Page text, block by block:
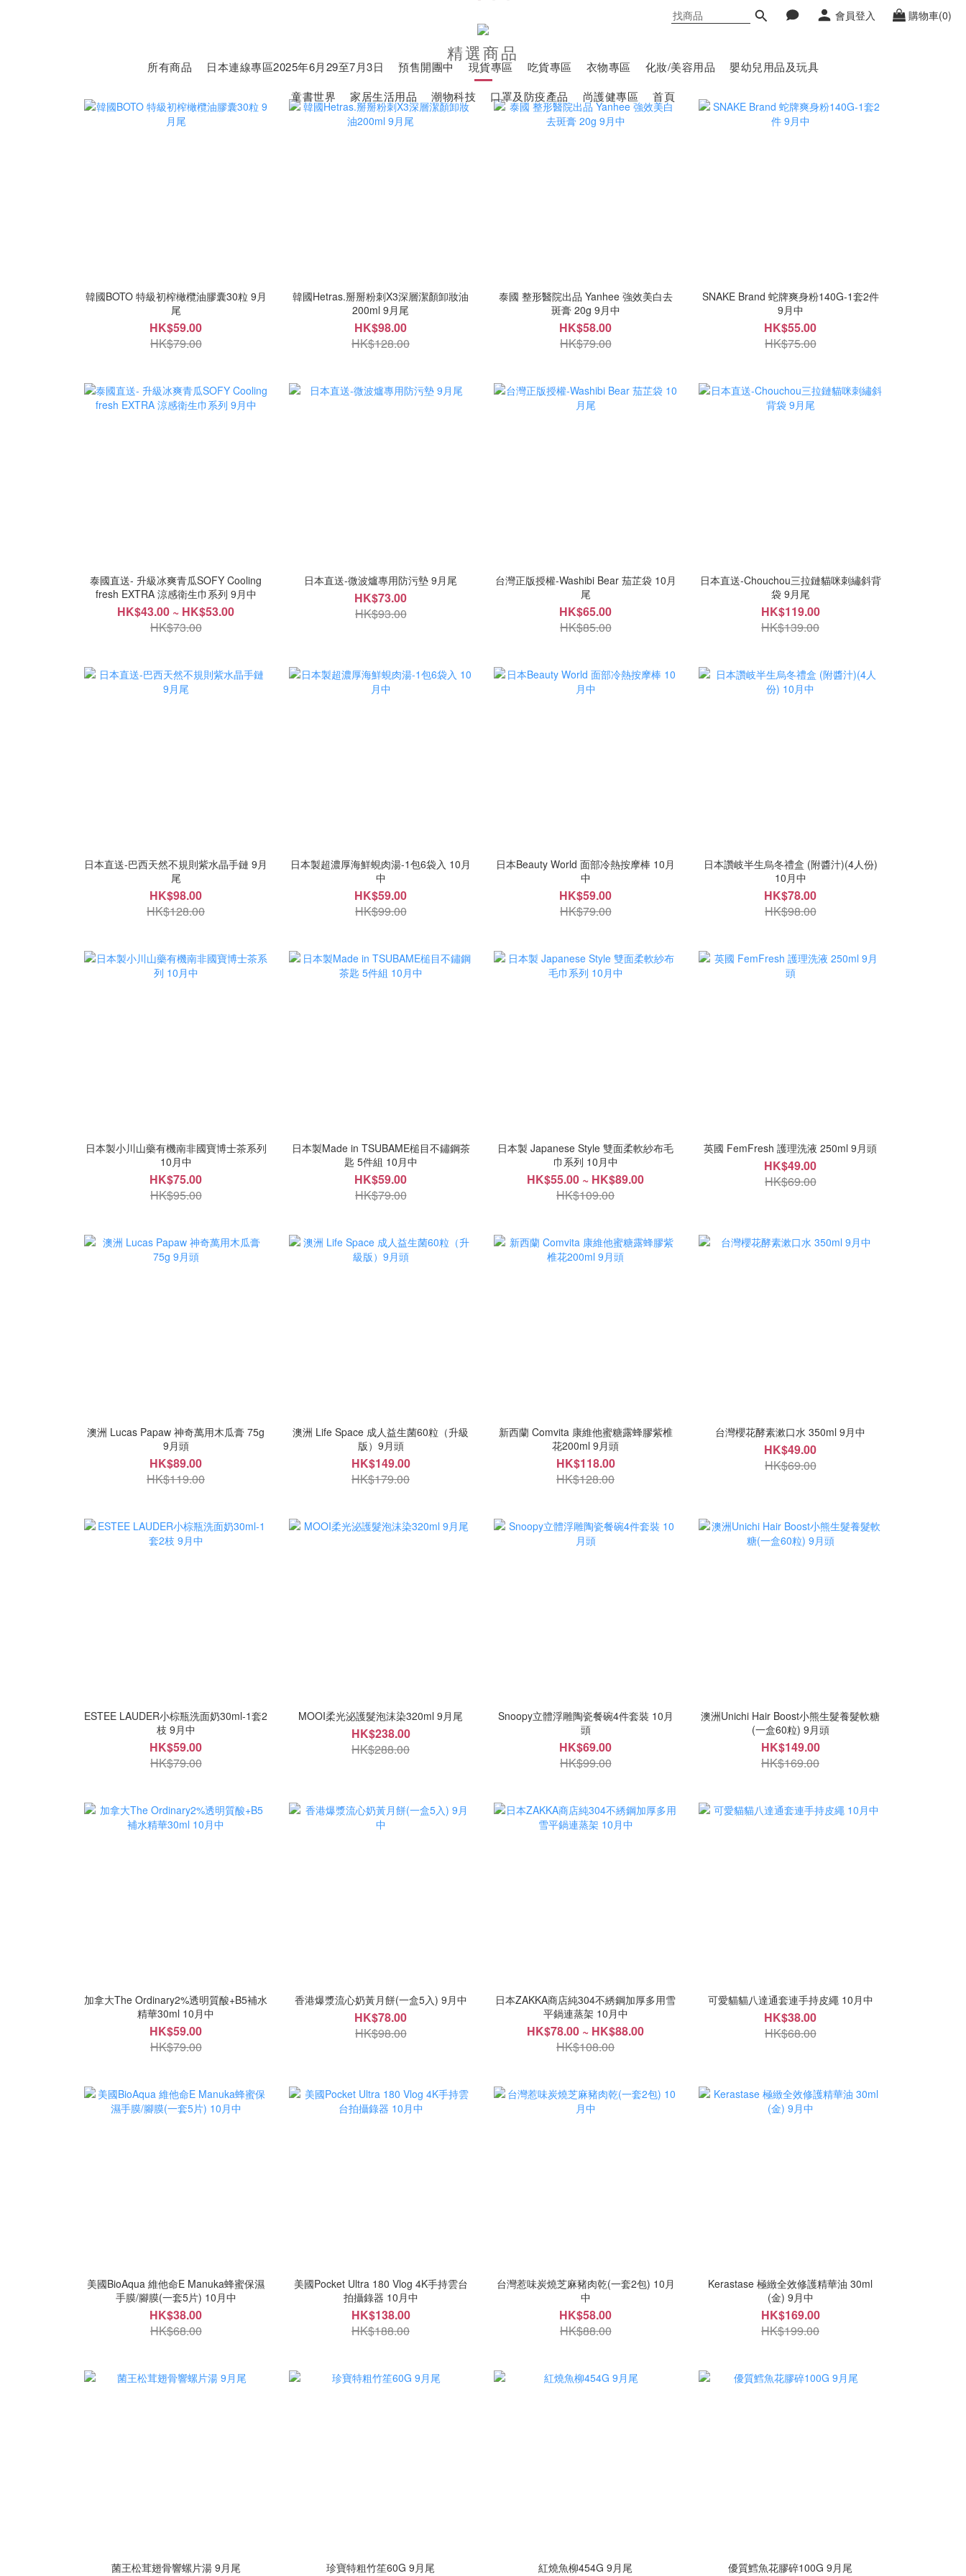
會員登入 購物車(0)
所有商品 日本連線專區2025年6月29至7月3日 預售開團中 現貨專區 吃貨專區 衣物專區 化妝/美容用品
嬰幼兒用品及玩具
童書世界
家居生活用品 潮物科技 口罩及防疫產品 尚護健專區 首頁
精選商品
韓國BOTO 特級初榨橄欖油膠囊30粒 9月
尾
HK$59.00
HK$79.00
韓國Hetras.掰掰粉刺X3深層潔顏卸妝油
200ml 9月尾
HK$98.00
HK$128.00
泰國 整形醫院出品 Yanhee 強效美白去
斑膏 20g 9月中
HK$58.00
HK$79.00
SNAKE Brand 蛇牌爽身粉140G-1套2件
9月中
HK$55.00
HK$75.00
泰國直送- 升級冰爽青瓜SOFY Cooling
fresh EXTRA 涼感衛生巾系列 9月中
HK$43.00 ~ HK$53.00
HK$73.00
日本直送-微波爐專用防污墊 9月尾
HK$73.00
HK$93.00
台灣正版授權-Washibi Bear 茄芷袋 10月
尾
HK$65.00
HK$85.00
日本直送-Chouchou三拉鏈貓咪刺繡斜背
袋 9月尾
HK$119.00
HK$139.00
日本直送-巴西天然不規則紫水晶手鏈 9月
尾
HK$98.00
HK$128.00
日本製超濃厚海鮮蜆肉湯-1包6袋入 10月
中
HK$59.00
HK$99.00
日本Beauty World 面部冷熱按摩棒 10月
中
HK$59.00
HK$79.00
日本讚岐半生烏冬禮盒 (附醬汁)(4人份)
10月中
HK$78.00
HK$98.00
日本製小川山藥有機南非國寶博士茶系列
10月中
HK$75.00
HK$95.00
日本製Made in TSUBAME槌目不鏽鋼茶
匙 5件組 10月中
HK$59.00
HK$79.00
日本製 Japanese Style 雙面柔軟紗布毛
巾系列 10月中
HK$55.00 ~ HK$89.00
HK$109.00
英國 FemFresh 護理洗液 250ml 9月頭
HK$49.00
HK$69.00
澳洲 Lucas Papaw 神奇萬用木瓜膏 75g
9月頭
HK$89.00
HK$119.00
澳洲 Life Space 成人益生菌60粒（升級
版）9月頭
HK$149.00
HK$179.00
新西蘭 Comvita 康維他蜜糖露蜂膠紫椎
花200ml 9月頭
HK$118.00
HK$128.00
台灣櫻花酵素漱口水 350ml 9月中
HK$49.00
HK$69.00
ESTEE LAUDER小棕瓶洗面奶30ml-1套2
枝 9月中
HK$59.00
HK$79.00
MOOI柔光泌護髮泡沫染320ml 9月尾
HK$238.00
HK$288.00
Snoopy立體浮雕陶瓷餐碗4件套裝 10月
頭
HK$69.00
HK$99.00
澳洲Unichi Hair Boost小熊生髮養髮軟糖
(一盒60粒) 9月頭
HK$149.00
HK$169.00
加拿大The Ordinary2%透明質酸+B5補水
精華30ml 10月中
HK$59.00
HK$79.00
香港爆漿流心奶黃月餅(一盒5入) 9月中
HK$78.00
HK$98.00
日本ZAKKA商店純304不綉鋼加厚多用雪
平鍋連蒸架 10月中
HK$78.00 ~ HK$88.00
HK$108.00
可愛貓貓八達通套連手持皮繩 10月中
HK$38.00
HK$68.00
美國BioAqua 維他命E Manuka蜂蜜保濕
手膜/腳膜(一套5片) 10月中
HK$38.00
HK$68.00
美國Pocket Ultra 180 Vlog 4K手持雲台
拍攝錄器 10月中
HK$138.00
HK$188.00
台灣惹味炭燒芝麻豬肉乾(一套2包) 10月
中
HK$58.00
HK$88.00
Kerastase 極緻全效修護精華油 30ml
(金) 9月中
HK$169.00
HK$199.00
菌王松茸翅骨響螺片湯 9月尾 珍寶特粗竹笙60G 9月尾 紅燒魚柳454G 9月尾 優質鱈魚花膠碎100G 9月尾